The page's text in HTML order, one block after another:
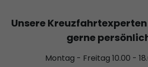
Unsere
gerne
Montag - Freitag 10.00 -